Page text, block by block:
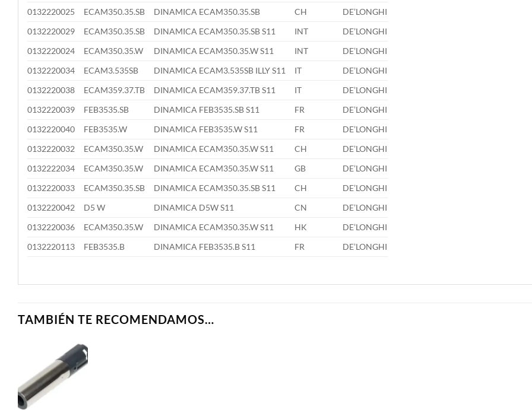
0132220025
ECAM350.35.SB DINAMICA ECAM350.35.SB CH
DE’LONGHI
0132220029
ECAM350.35.SB DINAMICA ECAM350.35.SB S11 INT
DE’LONGHI
0132220024
ECAM350.35.W DINAMICA ECAM350.35.W S11 INT
DE’LONGHI
0132220034
ECAM3.535SB DINAMICA ECAM3.535SB ILLY S11 IT
DE’LONGHI
0132220038
ECAM359.37.TB DINAMICA ECAM359.37.TB S11 IT
DE’LONGHI
0132220039
FEB3535.SB DINAMICA FEB3535.SB S11 FR
DE’LONGHI
0132220040
FEB3535.W DINAMICA FEB3535.W S11 FR
DE’LONGHI
0132220032
ECAM350.35.W DINAMICA ECAM350.35.W S11 CH
DE’LONGHI
0132222034
ECAM350.35.W DINAMICA ECAM350.35.W S11 GB
DE’LONGHI
0132220033
ECAM350.35.SB DINAMICA ECAM350.35.SB S11 CH
DE’LONGHI
0132220042
D5 W DINAMICA D5W S11 CN
DE’LONGHI
0132220036
ECAM350.35.W DINAMICA ECAM350.35.W S11 HK
DE’LONGHI
0132220113
FEB3535.B DINAMICA FEB3535.B S11 FR DE’LONGHI
TAMBIÉN TE RECOMENDAMOS…